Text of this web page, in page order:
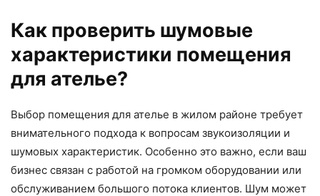
Как проверить шумовые
характеристики помещения
для ателье?
Выбор помещения для ателье в жилом районе требует
внимательного подхода к вопросам звукоизоляции и
шумовых характеристик. Особенно это важно, если ваш
бизнес связан с работой на громком оборудовании или
обслуживанием большого потока клиентов. Шум может